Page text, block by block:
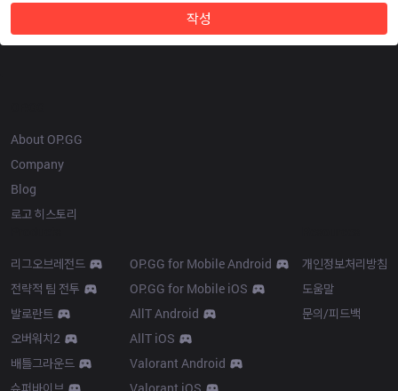
작성
About OP.GG
Company
Blog
로고 히스토리
리그오브레전드
전략적 팀 전투
발로란트
오버워치2
배틀그라운드
OP.GG for Mobile Android
OP.GG for Mobile iOS
AllT Android
AllT iOS
Valorant Android
개인정보처리방침
도움말
문의/피드백